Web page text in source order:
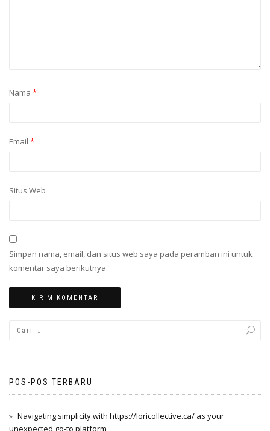
Nama *
Email *
Situs Web
Simpan nama, email, dan situs web saya pada peramban ini untuk
komentar saya berikutnya.
POS-POS TERBARU
Navigating simplicity with https://loricollective.ca/ as your
unexpected go-to platform